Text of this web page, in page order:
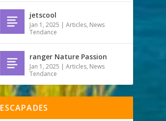
jetscool
Jan 1, 2025 |Articles, News
Tendance
ranger Nature Passion
Jan 1, 2025 |Articles, News
Tendance
ESCAPADES